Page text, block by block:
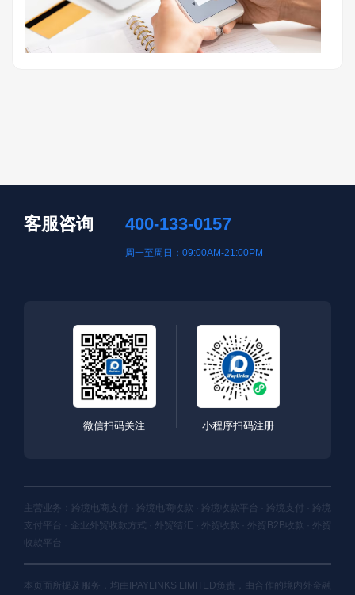
客服咨询 400-133-0157
周一至周日：09:00AM-21:00PM
微信扫码关注 小程序扫码注册
主营业务：跨境电商支付 · 跨境电商收款 · 跨境收款平台 · 跨境支付 · 跨境
支付平台 · 企业外贸收款方式 · 外贸结汇 · 外贸收款 · 外贸B2B收款 · 外贸
收款平台
本页面所提及服务，均由IPAYLINKS LIMITED负责，由合作的境内外金融